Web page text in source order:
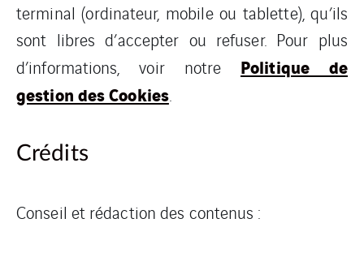
terminal (ordinateur, mobile ou tablette), qu’ils
sont libres d’accepter ou refuser. Pour plus
d’informations, voir notre Politique de
gestion des Cookies.
Crédits
Conseil et rédaction des contenus :